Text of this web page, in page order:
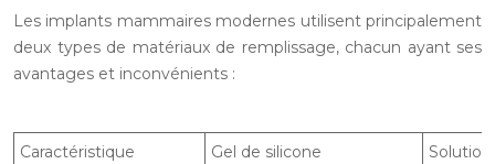
Les implants mammaires modernes utilisent principalement
deux types de matériaux de remplissage, chacun ayant ses
avantages et inconvénients :
Caractéristique Gel de silicone